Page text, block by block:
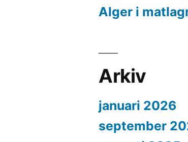
Alger i
Arkiv
januari 2026
september